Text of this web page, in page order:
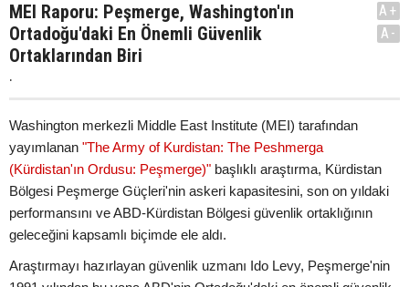
MEI Raporu: Peşmerge, Washington'ın
Ortadoğu'daki En Önemli Güvenlik
Ortaklarından Biri
.
A+
A-
Washington merkezli Middle East Institute (MEI) tarafından
yayımlanan "The Army of Kurdistan: The Peshmerga
(Kürdistan'ın Ordusu: Peşmerge)" başlıklı araştırma, Kürdistan
Bölgesi Peşmerge Güçleri'nin askeri kapasitesini, son on yıldaki
performansını ve ABD-Kürdistan Bölgesi güvenlik ortaklığının
geleceğini kapsamlı biçimde ele aldı.
Araştırmayı hazırlayan güvenlik uzmanı Ido Levy, Peşmerge'nin